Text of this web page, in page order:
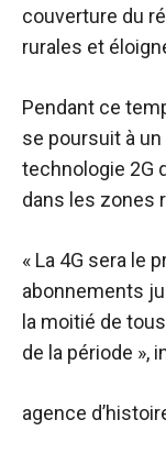
couverture du
rurales et
Pendant ce
se poursuit à
technologie 2G
dans les zones
« La 4G sera le
abonnements
la moitié de
de la période »,
agence